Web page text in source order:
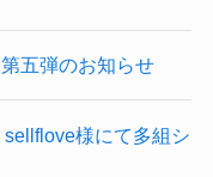
五弾のお知らせ
様にて多組シ